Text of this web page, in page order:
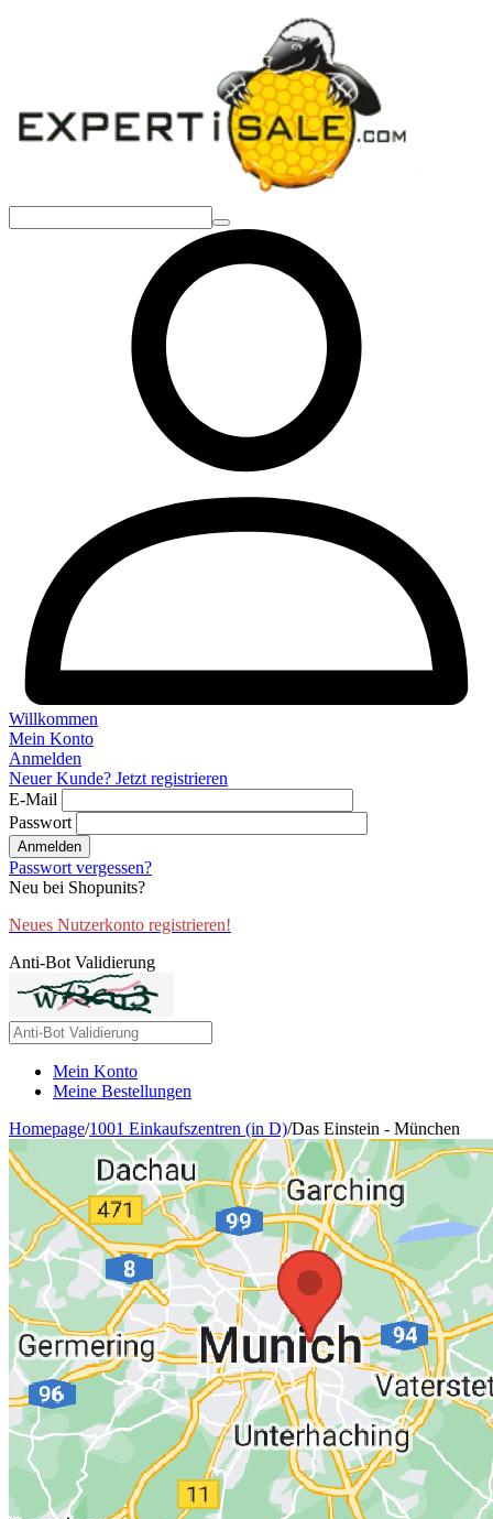
Willkommen
Mein Konto
Anmelden
Neuer Kunde? Jetzt registrieren
E-Mail
Passwort
Anmelden
Passwort vergessen?
Neu bei Shopunits?
Neues Nutzerkonto registrieren!
Anti-Bot Validierung
Mein Konto
Meine Bestellungen
Homepage/1001 Einkaufszentren (in D)/Das Einstein - München